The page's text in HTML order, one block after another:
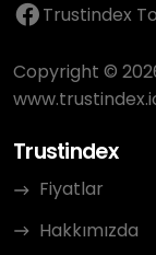
Trustindex
Copyright ©
Trustindex
Fiyatlar
Hakkımızda